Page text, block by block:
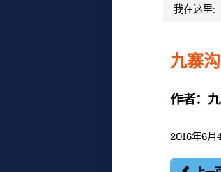
我在这里:
九寨
作者：
2016年6月